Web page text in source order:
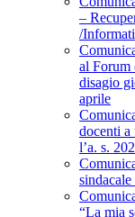
–
/
al Forum
disagio
aprile
docenti a
l’a. s.
“La mia